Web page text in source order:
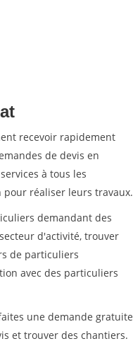
recevoir rapidement
de devis en
à tous les
réaliser leurs travaux.
demandant des
d'activité, trouver
de particuliers
avec des particuliers
une demande gratuite
et trouver des chantiers.